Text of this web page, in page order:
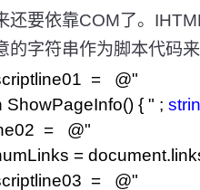
还要依靠COM了。
的字符串作为脚本代码来
=
@"
ShowPageInfo() { " ;
=
@"
=
=
@"